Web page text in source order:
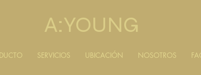
A:YOUNG
SERVICIOS UBICACIÓN NOSOTROS